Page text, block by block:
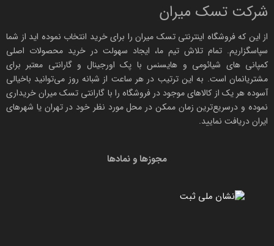
شرکت تسک میران
از این که فروشگاه اینترنتیتسک میران را برای خرید انتخاب نموده اید از شما
سپاسگزاریم. تمام تلاش تیم ما، ایجاد سهولت در خرید محصولات اصلی
کمپانی های شیائومی و هایسنس با پک اورجینال وگارانتی معتبر برای
مشتریانمان است. به این ترتیب در هر ساعت از شبانه روز می‌توانید باخیالی
آسوده هر یک از کالاهای موجود در فروشگاه را با گارانتی تسک میرانخریداری
نموده و درسریع‌ترین زمان ممکن در محل مورد نظر خود در تهران یا شهرهای
ایران دریافت نمایید.
مجوزها و نمادها